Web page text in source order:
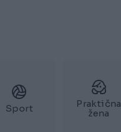
Sport
Praktična
žena